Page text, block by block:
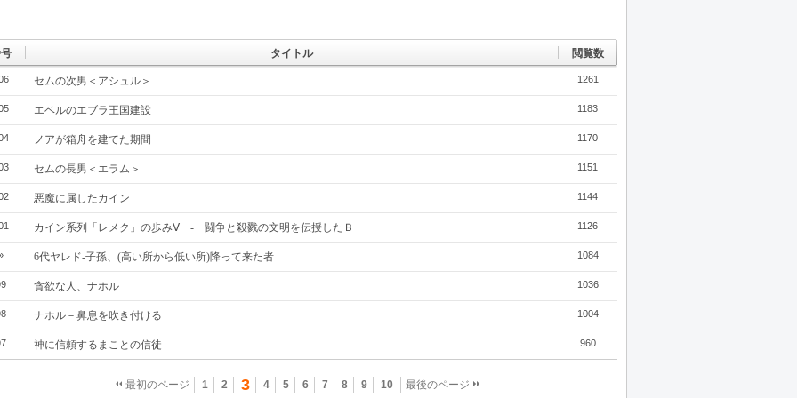
itte ceb lici
タイトル 閲覧数
セムの次男＜アシュル＞ 1261
エベルのエブラ王国建設 1183
ノアが箱舟を建てた期間 1170
セムの長男＜エラム＞ 1151
悪魔に属したカイン 1144
カイン系列「レメク」の歩みⅤ - 闘争と殺戮の文明を伝授したＢ 1126
6代ヤレド‐子孫、(高い所から低い所)降って来た者 1084
貪欲な人、ナホル 1036
ナホル－鼻息を吹き付ける 1004
神に信頼するまことの信徒 960
最初のページ 1 2 3 4 5 6 7 8 9 10 最後のページ